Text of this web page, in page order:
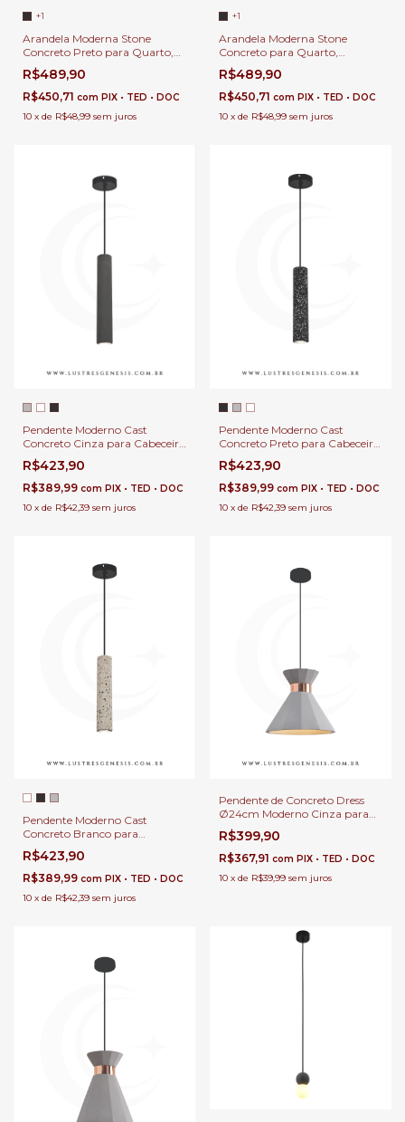
+1
Arandela Moderna Stone
Concreto Preto para Quarto,
Cabeceira de Cama, Lavabo e
Quarto Infantil
R$489,90
R$450,71 com PIX • TED • DOC
10 x de R$48,99 sem juros
+1
Arandela Moderna Stone
Concreto para Quarto,
Cabeceira de Cama, Lavabo e
Quarto Infantil
R$489,90
R$450,71 com PIX • TED • DOC
10 x de R$48,99 sem juros
Pendente Moderno Cast
Concreto Cinza para Cabeceira
de Cama, Balcão de Cozinha,
Quartos, Lavabo e Área
Gourmet
R$423,90
R$389,99 com PIX • TED • DOC
10 x de R$42,39 sem juros
Pendente Moderno Cast
Concreto Preto para Cabeceira
de Cama, Balcão de Cozinha,
Quartos, Lavabo e Área
Gourmet
R$423,90
R$389,99 com PIX • TED • DOC
10 x de R$42,39 sem juros
Pendente Moderno Cast
Concreto Branco para
Cabeceira de Cama, Balcão de
Cozinha, Quartos, Lavabo e
Área Gourmet
R$423,90
R$389,99 com PIX • TED • DOC
10 x de R$42,39 sem juros
Pendente de Concreto Dress
Ø24cm Moderno Cinza para
Cabeceira de Cama, Balcão de
Cozinha, Quartos e Área
Gourmet
R$399,90
R$367,91 com PIX • TED • DOC
10 x de R$39,99 sem juros